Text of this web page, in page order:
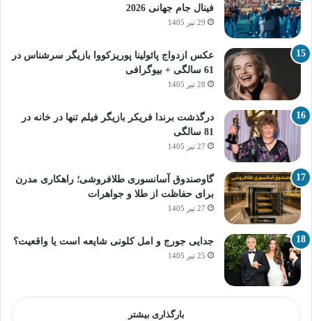
فینال جام جهانی 2026
29 تیر 1405
عکس ازدواج پائولینا پوریزکووا بازیگر سرشناس در
61 سالگی + بیوگرافی
28 تیر 1405
درگذشت برندا فریکر بازیگر فیلم تنها در خانه در
81 سالگی
27 تیر 1405
گاوصندوق آسانسوری طلافروشی؛ راهکاری مدرن
برای حفاظت از طلا و جواهرات
27 تیر 1405
جدایی جورج و امل کلونی شایعه است یا واقعیت؟
25 تیر 1405
بارگذاری بیشتر